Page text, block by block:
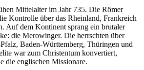
Mittelalter im Jahr 735. Die Römer
Kontrolle über das Rheinland, Frankreich
Auf dem Kontinent sprang ein brutaler
die Merowinger. Die herrschten über
Baden-Württemberg, Thüringen und
war zum Christentum konvertiert,
die englischen Missionare.